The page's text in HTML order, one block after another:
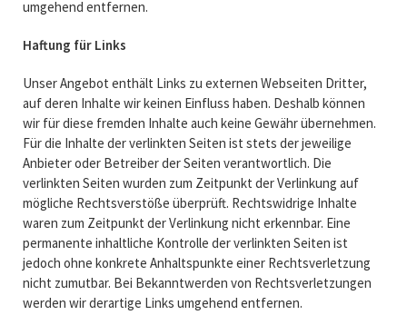
umgehend entfernen.
Haftung für Links
Unser Angebot enthält Links zu externen Webseiten Dritter,
auf deren Inhalte wir keinen Einfluss haben. Deshalb können
wir für diese fremden Inhalte auch keine Gewähr übernehmen.
Für die Inhalte der verlinkten Seiten ist stets der jeweilige
Anbieter oder Betreiber der Seiten verantwortlich. Die
verlinkten Seiten wurden zum Zeitpunkt der Verlinkung auf
mögliche Rechtsverstöße überprüft. Rechtswidrige Inhalte
waren zum Zeitpunkt der Verlinkung nicht erkennbar. Eine
permanente inhaltliche Kontrolle der verlinkten Seiten ist
jedoch ohne konkrete Anhaltspunkte einer Rechtsverletzung
nicht zumutbar. Bei Bekanntwerden von Rechtsverletzungen
werden wir derartige Links umgehend entfernen.